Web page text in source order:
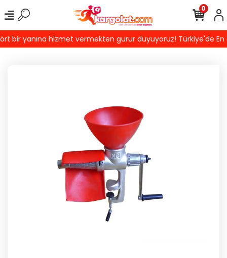
yanına hizmet vermekten gurur duyuyoruz! Türkiye'de En
0